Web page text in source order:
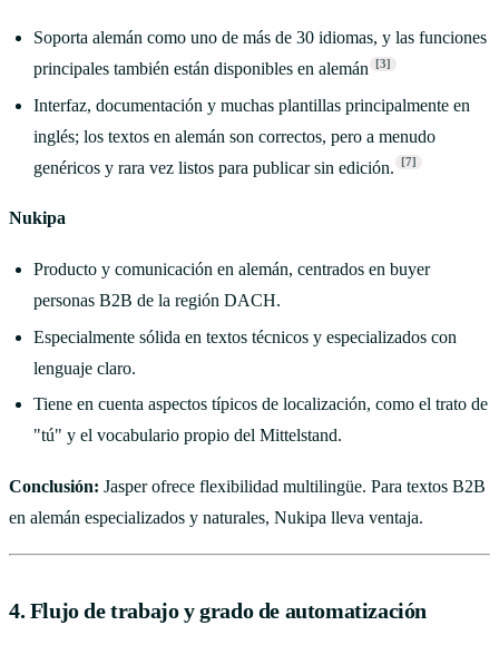
Soporta alemán como uno de más de 30 idiomas, y las funciones
principales también están disponibles en alemán
[3]
Interfaz, documentación y muchas plantillas principalmente en
inglés; los textos en alemán son correctos, pero a menudo
genéricos y rara vez listos para publicar sin edición.
[7]
Nukipa
Producto y comunicación en alemán, centrados en buyer
personas B2B de la región DACH.
Especialmente sólida en textos técnicos y especializados con
lenguaje claro.
Tiene en cuenta aspectos típicos de localización, como el trato de
"tú" y el vocabulario propio del Mittelstand.
Conclusión: Jasper ofrece flexibilidad multilingüe. Para textos B2B
en alemán especializados y naturales, Nukipa lleva ventaja.
4. Flujo de trabajo y grado de automatización